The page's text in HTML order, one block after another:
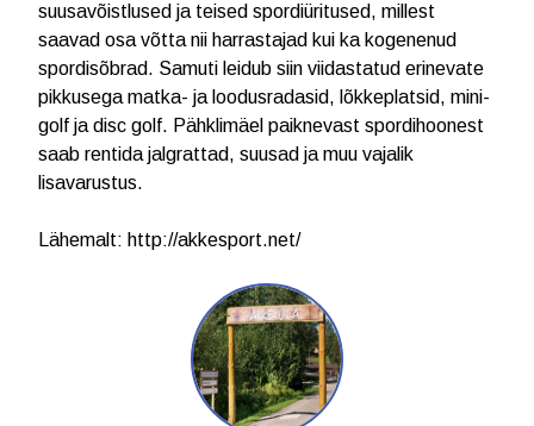
suusavõistlused ja teised spordiüritused, millest
saavad osa võtta nii harrastajad kui ka kogenenud
spordisõbrad. Samuti leidub siin viidastatud erinevate
pikkusega matka- ja loodusradasid, lõkkeplatsid, mini-
golf ja disc golf. Pähklimäel paiknevast spordihoonest
saab rentida jalgrattad, suusad ja muu vajalik
lisavarustus.
Lähemalt: http://akkesport.net/